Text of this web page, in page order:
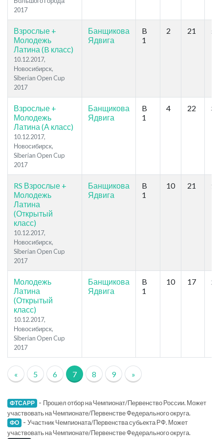
2017
Взрослые +
Молодежь
Латина (B класс)
10.12.2017,
Новосибирск,
Siberian Open Cup
2017
Банщикова
Ядвига
B
1
2 21
Взрослые +
Молодежь
Латина (А класс)
10.12.2017,
Новосибирск,
Siberian Open Cup
2017
Банщикова
Ядвига
B
1
4 22
RS Взрослые +
Молодежь
Латина
(Открытый
класс)
10.12.2017,
Новосибирск,
Siberian Open Cup
2017
Банщикова
Ядвига
B
1
10 21
Молодежь
Латина
(Открытый
класс)
10.12.2017,
Новосибирск,
Siberian Open Cup
2017
Банщикова
Ядвига
B
1
10 17
« 5 6 7 8 9 »
ФТСАРР - Прошел отбор на Чемпионат/Первенство России. Может
участвовать на Чемпионате/Первенстве Федерального округа.
ФО - Участник Чемпионата/Первенства субьекта РФ. Может
участвовать на Чемпионате/Первенстве Федерального округа.